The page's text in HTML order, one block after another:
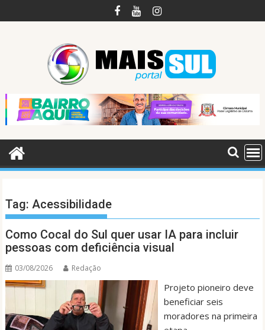
to
Tag:Acessibilidade
Como Cocal do Sul quer usar IA para incluir
pessoas com deficiência visual
03/08/2026 Redação
Projeto pioneiro deve
beneficiar seis
moradores na primeira